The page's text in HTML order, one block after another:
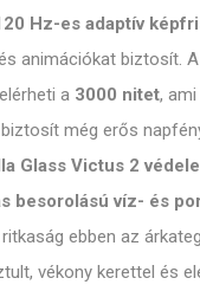
Hz-es adaptív
animációkat biztosít.
a 3000 nitet,
még erős
Glass Victus 2
besorolású víz- és
ebben az
vékony kerettel és